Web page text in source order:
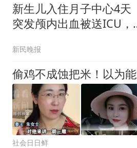
新生儿入住月子中心4天
突发颅内出血被送ICU，
打、对着孩子耳朵吼叫，
涉事公司回应：相关职能
部门已介入处理
新民晚报
社会日日鲜